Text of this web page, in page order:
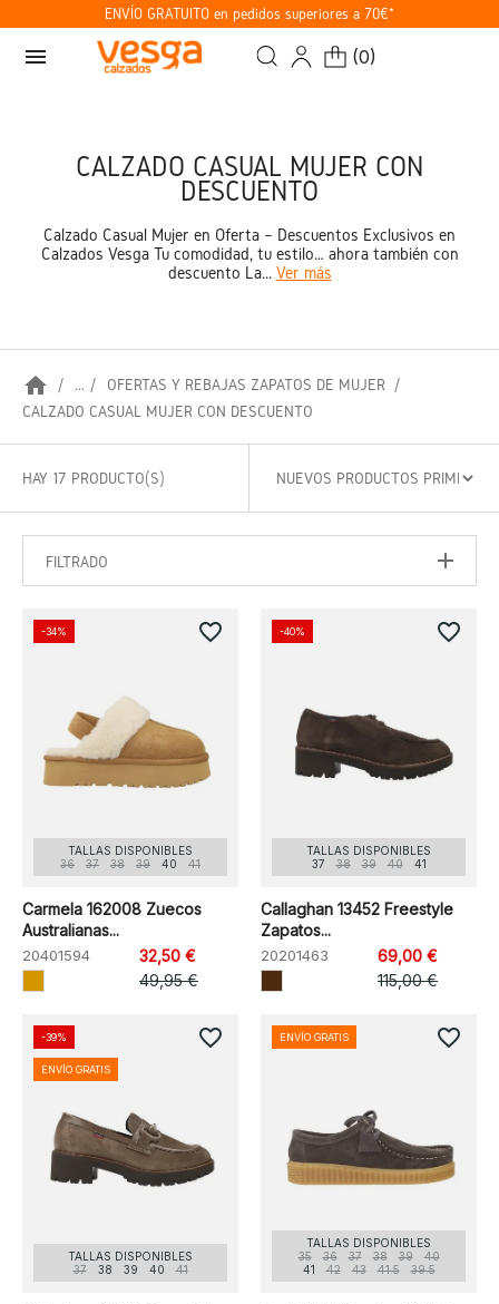
ENVÍO GRATUITO en pedidos superiores a 70€*
menu (0)
CALZADO CASUAL MUJER CON
DESCUENTO
Calzado Casual Mujer en Oferta – Descuentos Exclusivos en
Calzados Vesga Tu comodidad, tu estilo… ahora también con
descuento La... Ver más
home ...
OFERTAS Y REBAJAS ZAPATOS DE MUJER
CALZADO CASUAL MUJER CON DESCUENTO
HAY 17 PRODUCTO(S)
FILTRADO
TALLAS DISPONIBLES
36
37 38 39 40 41
Carmela 162008 Zuecos
Australianas...
20401594
32,50 €
49,95 €
-34% favorite_border
TALLAS DISPONIBLES
37
38 39 40 41
Callaghan 13452 Freestyle
Zapatos...
20201463
69,00 €
115,00 €
-40% favorite_border
TALLAS DISPONIBLES
37
38 39 40 41
-39%
ENVÍO GRATIS
favorite_border
TALLAS DISPONIBLES
35
36 37 38 39
40
41
42 43 41.5 39.5
ENVÍO GRATIS favorite_border